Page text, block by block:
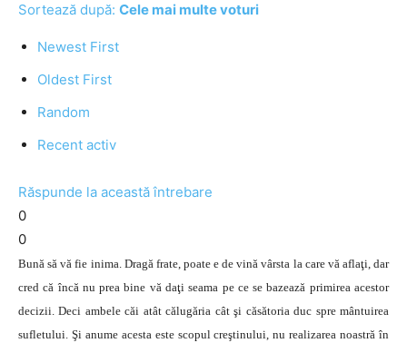
Sortează după: Cele mai multe voturi
Newest First
Oldest First
Random
Recent activ
Răspunde la această întrebare
0
0
Bună să vă fie inima. Dragă frate, poate e de vină vârsta la care vă aflaţi, dar
cred că încă nu prea bine vă daţi seama pe ce se bazează primirea acestor
decizii. Deci ambele căi atât călugăria cât şi căsătoria duc spre mântuirea
sufletului. Şi anume acesta este scopul creştinului, nu realizarea noastră în